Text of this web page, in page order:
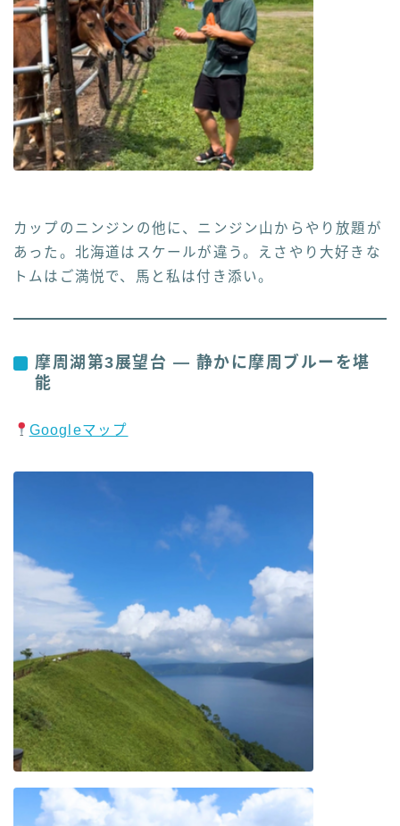
カップのニンジンの他に、ニンジン山からやり放題が
あった。北海道はスケールが違う。えさやり大好きな
トムはご満悦で、馬と私は付き添い。
摩周湖第3展望台 — 静かに摩周ブルーを堪
能
Googleマップ